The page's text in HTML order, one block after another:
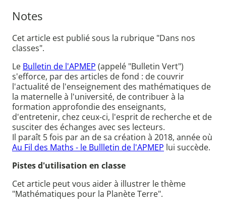
Notes
Cet article est publié sous la rubrique "Dans nos
classes".
Le Bulletin de l'APMEP (appelé "Bulletin Vert")
s'efforce, par des articles de fond : de couvrir
l'actualité de l'enseignement des mathématiques de
la maternelle à l'université, de contribuer à la
formation approfondie des enseignants,
d'entretenir, chez ceux-ci, l'esprit de recherche et de
susciter des échanges avec ses lecteurs.
Il paraît 5 fois par an de sa création à 2018, année où
Au Fil des Maths - le Bullletin de l'APMEP lui succède.
Pistes d'utilisation en classe
Cet article peut vous aider à illustrer le thème
"Mathématiques pour la Planète Terre".